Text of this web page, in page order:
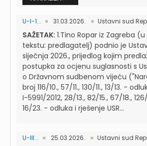
U-I-1... 31.03.2026. Ustavni sud
SAŽETAK: 1.Tino Ropar iz Zagreba
tekstu: predlagatelj) podnio je
siječnja 2026., prijedlog kojim
postupka za ocjenu suglasnosti s
o Državnom sudbenom vijeću
broj 116/10., 57/11., 130/11., 13/13. -
I-5991/2012, 28/13., 82/15., 67/18.,
16/23. - odluka i rješenje USR...
U-III... 25.03.2026. Ustavni sud